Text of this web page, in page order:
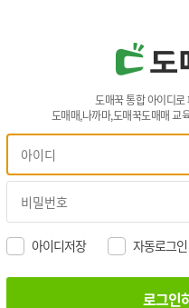
도매꾹 통합 아이디
도매매,나까마,도매꾹도매매 교
아이디저장 자동로그인